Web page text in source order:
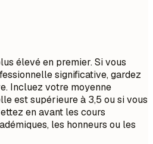
élevé en premier. Si vous
significative, gardez
Incluez votre moyenne
est supérieure à 3,5 ou si vous
en avant les cours
les honneurs ou les